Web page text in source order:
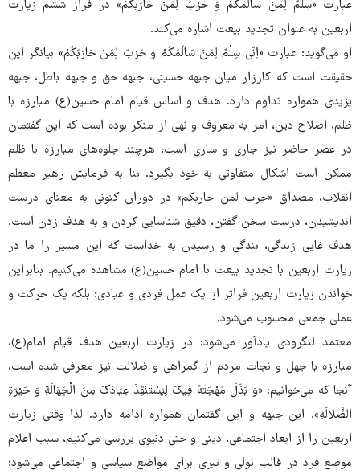
عبارت «سِلْمٌ لِمَنْ سَالَمَکُمْ وَ حَرْبٌ لِمَنْ حَارَبَکُمْ» در فراز ششم زیارت
اربعین به عنوان تجدید بیعت اشاره می‌کند.
او می‌گوید: عبارت «اِنّی سِلْمٌ لِمَنْ سَالَمَکُمْ وَ حَرْبٌ لِمَنْ حَارَبَکُمْ» بیانگر این
حقیقت است که کارزار میان جبهه حسینی، جبهه حق و جبهه باطل، جبهه
یزیدی همواره تداوم دارد. هدف و اساس قیام امام حسین(ع) مبارزه با
ظلم، اصلاح دین، امر به معروف و نهی از منکر بوده است که این گفتمان
در عصر حاضر نیز جاری و ساری است، هرچند جلوه‌های مبارزه با ظلم
ممکن است اشکال متفاوتی به خود بگیرد. بنا به فرمایش رهبر معظم
انقلاب، مصداق «حرب لمن حاربکم» در دوران کنونی به معنای درست
اندیشیدن، درست سخن گفتن، دقیق شناسایی کردن و به هدف زدن است.
هدف غایی زندگی، بندگی و رسیدن به خداست که این مسیر را ما در
زیارت اربعین با تجدید بیعت با امام حسین(ع) مشاهده می‌کنیم. بنابراین
خواندن زیارت اربعین فراتر از یک عمل فردی و عبادی؛ بلکه یک حرکت و
عملی جمعی محسوب می‌شود.
معتمد لنگرودی یادآور می‌شود: در زیارت اربعین هدف قیام امام(ع)،
مبارزه با جهل و نجات مردم از گمراهی و ضلالت نیز معرفی شده است،
آنجا که می‌خوانیم: «وَ بَذَلَ مُهْجَتَهُ فِیکَ لِیَسْتَنْقِذَ عِبَادَکَ مِنَ الْجَهَالَةِ وَ حَیْرَةِ
الضَّلالَةِ». این جبهه و این گفتمان همواره ادامه دارد. لذا وقتی زیارت
اربعین را از ابعاد اجتماعی، دینی و حتی دنیوی بررسی می‌کنیم، سبب اعلام
موضع فرد در قالب تولی و تبری برای مواضع سیاسی و اجتماعی می‌شود؛